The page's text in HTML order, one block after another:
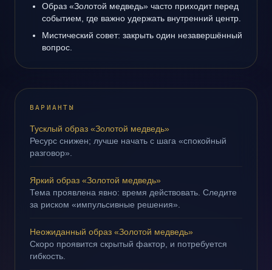
Образ «Золотой медведь» часто приходит перед
событием, где важно удержать внутренний центр.
Мистический совет: закрыть один незавершённый
вопрос.
ВАРИАНТЫ
Тусклый образ «Золотой медведь»
Ресурс снижен; лучше начать с шага «спокойный
разговор».
Яркий образ «Золотой медведь»
Тема проявлена явно: время действовать. Следите
за риском «импульсивные решения».
Неожиданный образ «Золотой медведь»
Скоро проявится скрытый фактор, и потребуется
гибкость.